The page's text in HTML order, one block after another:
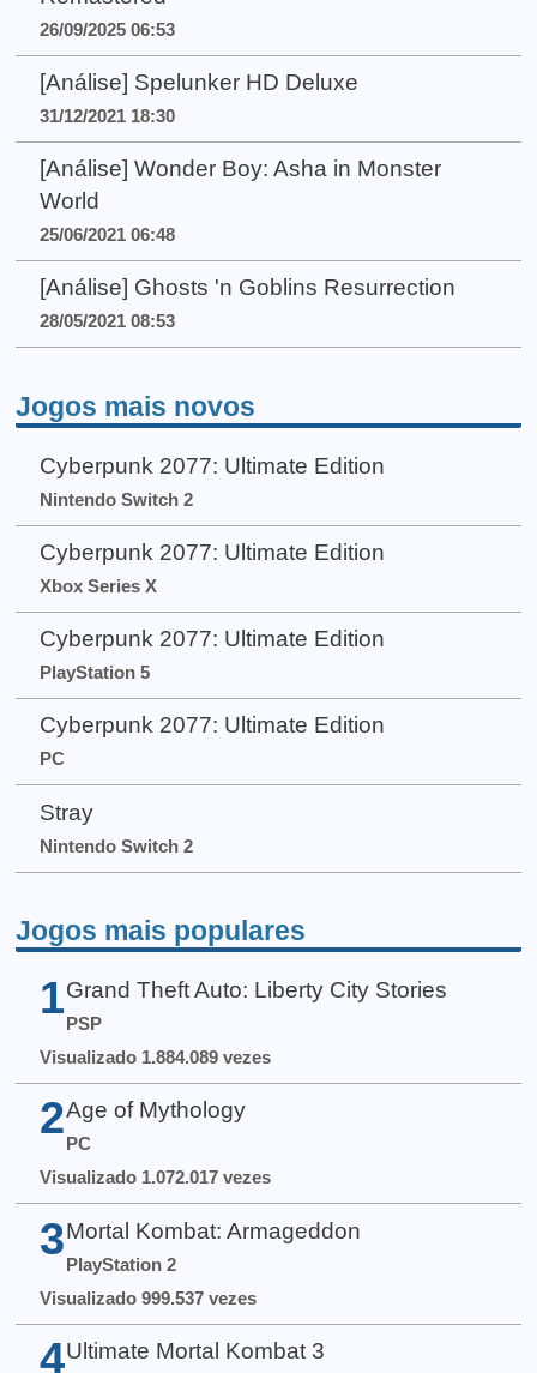
26/09/2025 06:53
[Análise] Spelunker HD Deluxe
31/12/2021 18:30
[Análise] Wonder Boy: Asha in Monster
World
25/06/2021 06:48
[Análise] Ghosts 'n Goblins Resurrection
28/05/2021 08:53
Jogos mais novos
Cyberpunk 2077: Ultimate Edition
Nintendo Switch 2
Cyberpunk 2077: Ultimate Edition
Xbox Series X
Cyberpunk 2077: Ultimate Edition
PlayStation 5
Cyberpunk 2077: Ultimate Edition
PC
Stray
Nintendo Switch 2
Jogos mais populares
1 Grand Theft Auto: Liberty City Stories
PSP
Visualizado 1.884.089 vezes
2 Age of Mythology
PC
Visualizado 1.072.017 vezes
3 Mortal Kombat: Armageddon
PlayStation 2
Visualizado 999.537 vezes
4 Ultimate Mortal Kombat 3